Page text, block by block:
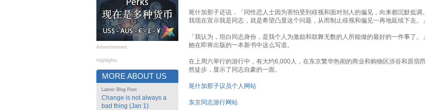
Advertisement
Highlights
MORE ABOUT US
Latest Blog Post
Change is not always a
bad thing (Jan 1)
尾什加那子还说，「同性恋人士因为害怕受到歧视和面对别人的偏见，向来都沉默低调。
我现在宣示我是同志，就是希望凸显这个问题，从而制止歧视和偏见一再地延续下去。」
「我认为，坦白同志身份，是我个人为激励和鼓舞无数的人所能做的最好的一件事了。」
她在即将出版的一本新书中这么写道。
在上周六举行的游行中，有大约6,000人，在东京繁华热闹的商业和购物区涉谷和原宿昂
然徒步，显示了同志自豪的一面。
尾什加那子议员个人网站
东京同志游行网站